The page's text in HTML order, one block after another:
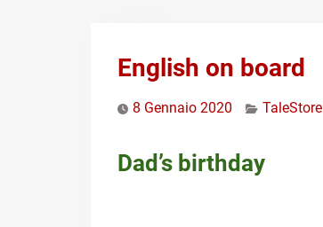
English on board
8 Gennaio 2020 TaleStore
Dad’s birthday